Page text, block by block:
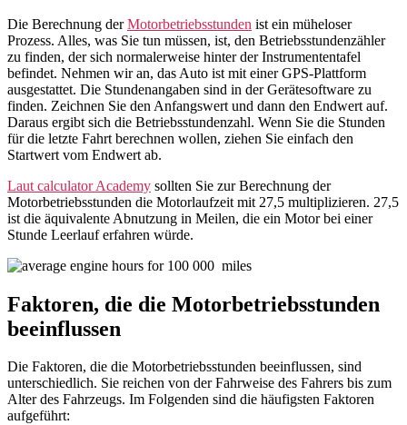
Die Berechnung derMotorbetriebsstunden ist ein müheloser
Prozess. Alles, was Sie tun müssen, ist, den Betriebsstundenzähler
zu finden, der sich normalerweise hinter der Instrumententafel
befindet. Nehmen wir an, das Auto ist mit einer GPS-Plattform
ausgestattet. Die Stundenangaben sind in der Gerätesoftware zu
finden. Zeichnen Sie den Anfangswert und dann den Endwert auf.
Daraus ergibt sich die Betriebsstundenzahl. Wenn Sie die Stunden
für die letzte Fahrt berechnen wollen, ziehen Sie einfach den
Startwert vom Endwert ab.
Laut calculator Academy sollten Sie zur Berechnung der
Motorbetriebsstunden die Motorlaufzeit mit 27,5 multiplizieren. 27,5
ist die äquivalente Abnutzung in Meilen, die ein Motor bei einer
Stunde Leerlauf erfahren würde.
Faktoren, die die Motorbetriebsstunden
beeinflussen
Die Faktoren, die die Motorbetriebsstunden beeinflussen, sind
unterschiedlich. Sie reichen von der Fahrweise des Fahrers bis zum
Alter des Fahrzeugs. Im Folgenden sind die häufigsten Faktoren
aufgeführt: